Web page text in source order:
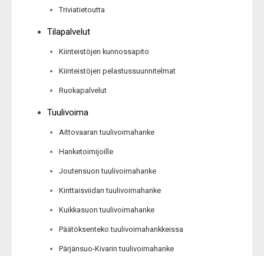
Triviatietoutta
Tilapalvelut
Kiinteistöjen kunnossapito
Kiinteistöjen pelastussuunnitelmat
Ruokapalvelut
Tuulivoima
Aittovaaran tuulivoimahanke
Hanketoimijoille
Joutensuon tuulivoimahanke
Kinttaisviidan tuulivoimahanke
Kuikkasuon tuulivoimahanke
Päätöksenteko tuulivoimahankkeissa
Pärjänsuo-Kivarin tuulivoimahanke